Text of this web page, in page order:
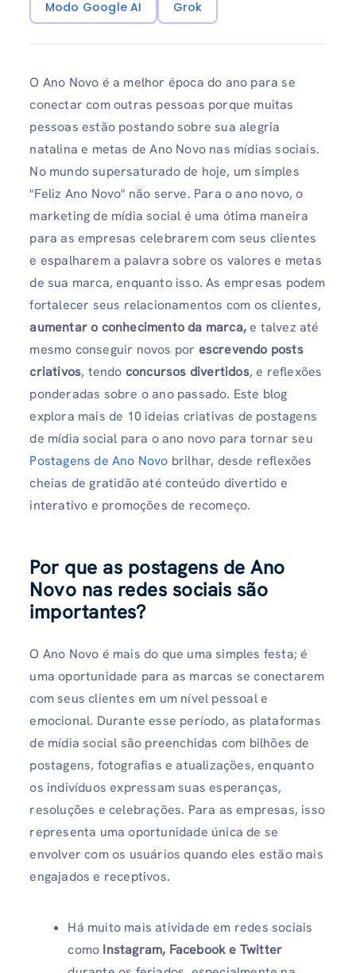
Modo Google AI
Grok
O Ano Novo é a melhor época do ano para se
conectar com outras pessoas porque muitas
pessoas estão postando sobre sua alegria
natalina e metas de Ano Novo nas mídias sociais.
No mundo supersaturado de hoje, um simples
"Feliz Ano Novo" não serve. Para o ano novo, o
marketing de mídia social é uma ótima maneira
para as empresas celebrarem com seus clientes
e espalharem a palavra sobre os valores e metas
de sua marca, enquanto isso. As empresas podem
fortalecer seus relacionamentos com os clientes,
aumentar o conhecimento da marca,e talvez até
mesmo conseguir novos por escrevendo posts
criativos, tendo concursos divertidos, e reflexões
ponderadas sobre o ano passado. Este blog
explora mais de 10 ideias criativas de postagens
de mídia social para o ano novo para tornar seu
Postagens de Ano Novo brilhar, desde reflexões
cheias de gratidão até conteúdo divertido e
interativo e promoções de recomeço.
Por que as postagens de Ano
Novo nas redes sociais são
importantes?
O Ano Novo é mais do que uma simples festa; é
uma oportunidade para as marcas se conectarem
com seus clientes em um nível pessoal e
emocional. Durante esse período, as plataformas
de mídia social são preenchidas com bilhões de
postagens, fotografias e atualizações, enquanto
os indivíduos expressam suas esperanças,
resoluções e celebrações. Para as empresas, isso
representa uma oportunidade única de se
envolver com os usuários quando eles estão mais
engajados e receptivos.
Há muito mais atividade em redes sociais
como Instagram, Facebook e Twitter